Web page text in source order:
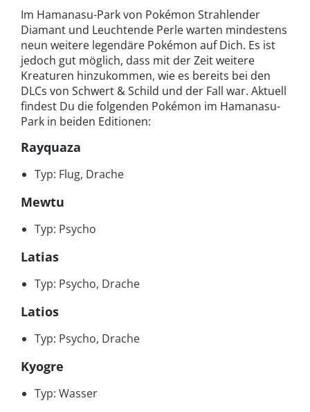
Im Hamanasu-Park von Pokémon Strahlender
Diamant und Leuchtende Perle warten mindestens
neun weitere legendäre Pokémon auf Dich. Es ist
jedoch gut möglich, dass mit der Zeit weitere
Kreaturen hinzukommen, wie es bereits bei den
DLCs von Schwert & Schild und der Fall war. Aktuell
findest Du die folgenden Pokémon im Hamanasu-
Park in beiden Editionen:
Rayquaza
Typ: Flug, Drache
Mewtu
Typ: Psycho
Latias
Typ: Psycho, Drache
Latios
Typ: Psycho, Drache
Kyogre
Typ: Wasser